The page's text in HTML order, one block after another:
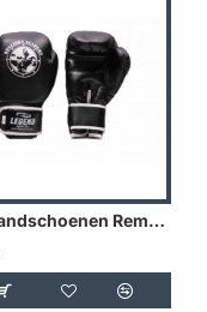
Bokshandschoenen Remy Bonjasky Legend zwart - Maat: 10oz